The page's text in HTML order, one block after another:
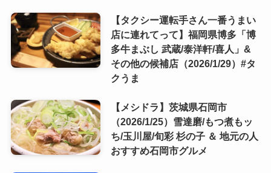
【タクシー運転手さん一番うまい
店に連れてって】福岡県博多「博
多牛まぶし 武蔵/泰洋軒/喜人」&
その他の候補店（2026/1/29）#タ
クうま
【メシドラ】茨城県石岡市
（2026/1/25）雪達磨/もつ煮もッ
ち/玉川屋/旬彩 杉の子 ＆ 地元の人
おすすめ石岡市グルメ